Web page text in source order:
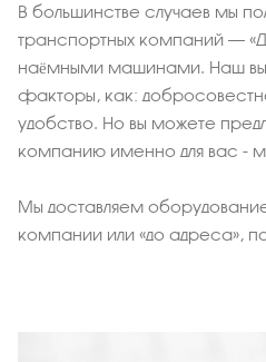
В большинстве случаев мы
транспортных компаний –
наёмными машинами. Наш
факторы, как:
удобство. Но вы можете
компанию именно для вас -
Мы доставляем
компании или «до адреса»,